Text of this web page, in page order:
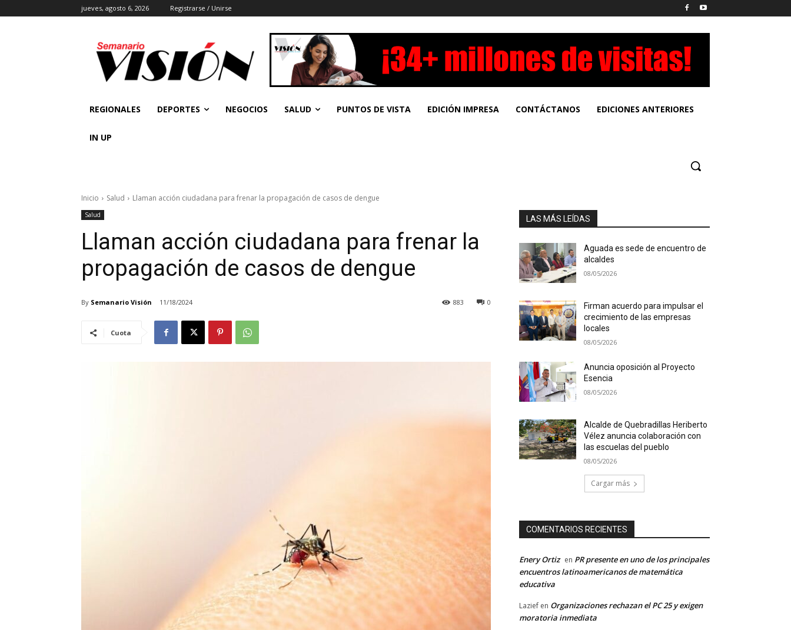
jueves, agosto 6, 2026 Registrarse / Unirse
REGIONALES DEPORTES NEGOCIOS SALUD PUNTOS DE VISTA EDICIÓN IMPRESA CONTÁCTANOS EDICIONES ANTERIORES
IN UP
Inicio Salud Llaman acción ciudadana para frenar la propagación de casos de dengue
Salud
Llaman acción ciudadana para frenar la
propagación de casos de dengue
By Semanario Visión 11/18/2024 0
883
Cuota
LAS MÁS LEÍDAS
Aguada es sede de encuentro de
alcaldes
08/05/2026
Firman acuerdo para impulsar el
crecimiento de las empresas
locales
08/05/2026
Anuncia oposición al Proyecto
Esencia
08/05/2026
Alcalde de Quebradillas Heriberto
Vélez anuncia colaboración con
las escuelas del pueblo
08/05/2026
Cargar más
COMENTARIOS RECIENTES
Enery Ortiz en PR presente en uno de los principales
encuentros latinoamericanos de matemática
educativa
Lazief en Organizaciones rechazan el PC 25 y exigen
moratoria inmediata